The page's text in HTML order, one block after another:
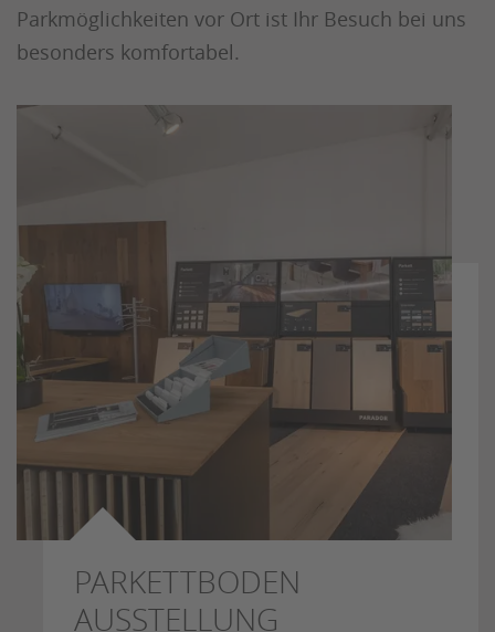
Parkmöglichkeiten vor Ort ist Ihr Besuch bei uns
besonders komfortabel.
PARKETTBODEN
AUSSTELLUNG